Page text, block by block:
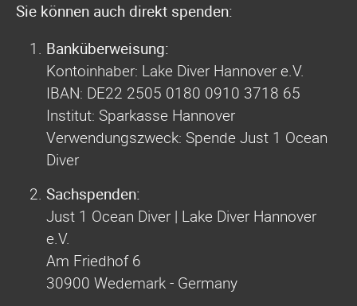
Sie können auch direkt spenden:
Banküberweisung:
Kontoinhaber: Lake Diver Hannover e.V.
IBAN: DE22 2505 0180 0910 3718 65
Institut: Sparkasse Hannover
Verwendungszweck: Spende Just 1 Ocean
Diver
Sachspenden:
Just 1 Ocean Diver | Lake Diver Hannover
e.V.
Am Friedhof 6
30900 Wedemark - Germany